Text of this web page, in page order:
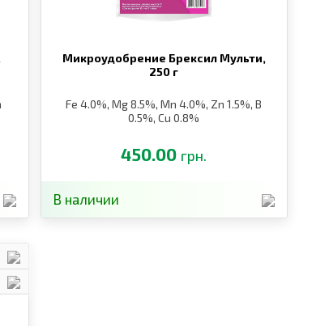
Микроудобрение Брексил Мульти,
250 г
Fe 4.0%, Mg 8.5%, Mn 4.0%, Zn 1.5%, B
0.5%, Cu 0.8%
450.00 грн.
В наличии